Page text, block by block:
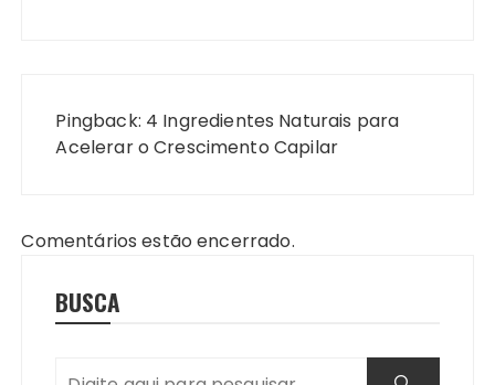
Pingback: 4 Ingredientes Naturais para
Acelerar o Crescimento Capilar
Comentários estão encerrado.
BUSCA